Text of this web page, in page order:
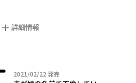
詳細情報
2021/02/22 2021年02月22日
発売